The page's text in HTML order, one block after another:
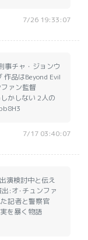
7/26 19:33:07
チャ・ジョンウ
品はBeyond Evil
ァン監督
かしない 2人の
7/17 03:40:07
演検討中と伝え
:オ･チュンファ
記者と警察官
を暴く物語